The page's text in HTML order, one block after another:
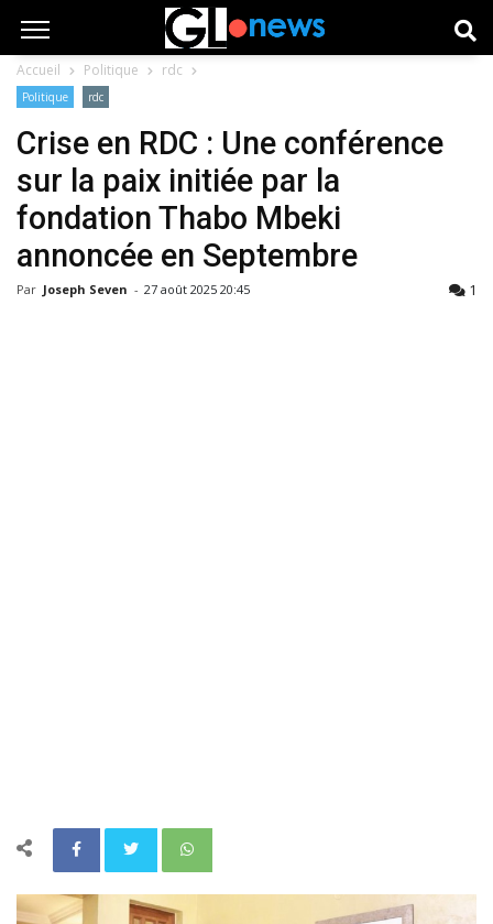
Accueil Politique rdc
Politique rdc
Crise en RDC : Une conférence
sur la paix initiée par la
fondation Thabo Mbeki
annoncée en Septembre
Par Joseph Seven - 27 août 2025 20:45 1